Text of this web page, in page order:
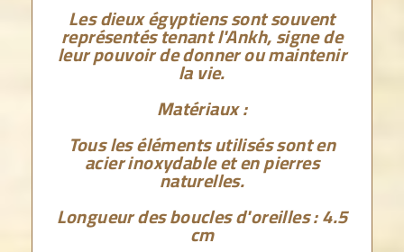
Les dieux égyptiens sont souvent
représentés tenant l'Ankh, signe de
leur pouvoir de donner ou maintenir
la vie.
Matériaux :
Tous les éléments utilisés sont en
acier inoxydable et en pierres
naturelles.
Longueur des boucles d'oreilles : 4.5
cm